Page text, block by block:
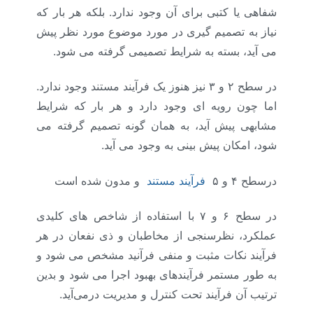
شفاهی یا کتبی برای آن وجود ندارد. بلکه هر بار که
نیاز به تصمیم گیری در مورد موضوع مورد نظر پیش
می آید، بسته به شرایط تصمیمی گرفته می شود.
در سطح ۲ و ۳ نیز هنوز یک فرآیند مستند وجود ندارد.
اما چون رویه ای وجود دارد و هر بار که شرایط
مشابهی پیش آید، به همان گونه تصمیم گرفته می
شود، امکان پیش بینی به وجود می آید.
درسطح ۴ و ۵ فرآیند مستند و مدون شده است
در سطح ۶ و ۷ با استفاده از شاخص های کلیدی
عملکرد، نظرسنجی از مخاطبان و ذی نفعان در هر
فرآیند نکات مثبت و منفی فرآنید مشخص می شود و
به طور مستمر فرآیندهای بهبود اجرا می شود و بدین
ترتیب آن فرآیند تحت کنترل و مدیریت درمی‌آید.